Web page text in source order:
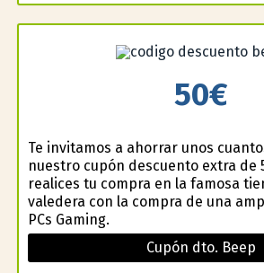
50€
Te invitamos a ahorrar unos
nuestro cupón descuento extra de
realices tu compra en la famosa
valedera con la compra de una
PCs Gaming.
Cupón dto. Beep